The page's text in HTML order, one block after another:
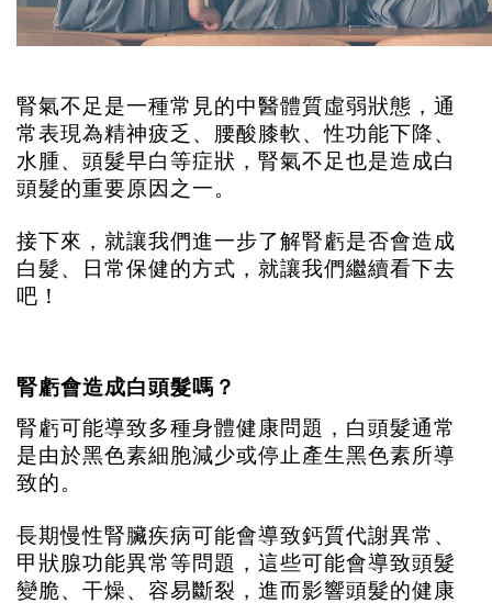
腎氣不足是一種常見的中醫體質虛弱狀態，通
常表現為精神疲乏、腰酸膝軟、性功能下降、
水腫、頭髮早白等症狀，腎氣不足也是造成白
頭髮的重要原因之一。
接下來，就讓我們進一步了解腎虧是否會造成
白髮、日常保健的方式，就讓我們繼續看下去
吧！
腎虧會造成白頭髮嗎？
腎虧可能導致多種身體健康問題，白頭髮通常
是由於黑色素細胞減少或停止產生黑色素所導
致的。
長期慢性腎臟疾病可能會導致鈣質代謝異常、
甲狀腺功能異常等問題，這些可能會導致頭髮
變脆、干燥、容易斷裂，進而影響頭髮的健康